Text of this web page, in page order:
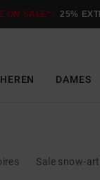
ON SALE*: 25%
HEREN DAMES
Sale snow-